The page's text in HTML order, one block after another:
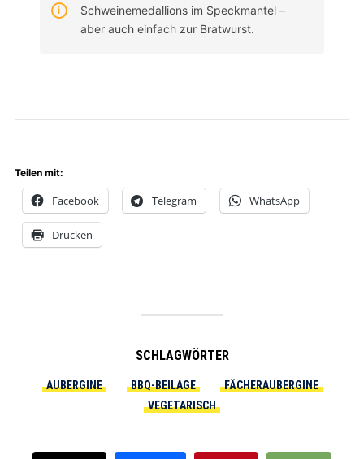
Schweinemedallions im Speckmantel –
aber auch einfach zur Bratwurst.
Teilen mit:
Facebook Telegram WhatsApp
Drucken
SCHLAGWÖRTER
AUBERGINE BBQ-BEILAGE
FÄCHERAUBERGINE
VEGETARISCH